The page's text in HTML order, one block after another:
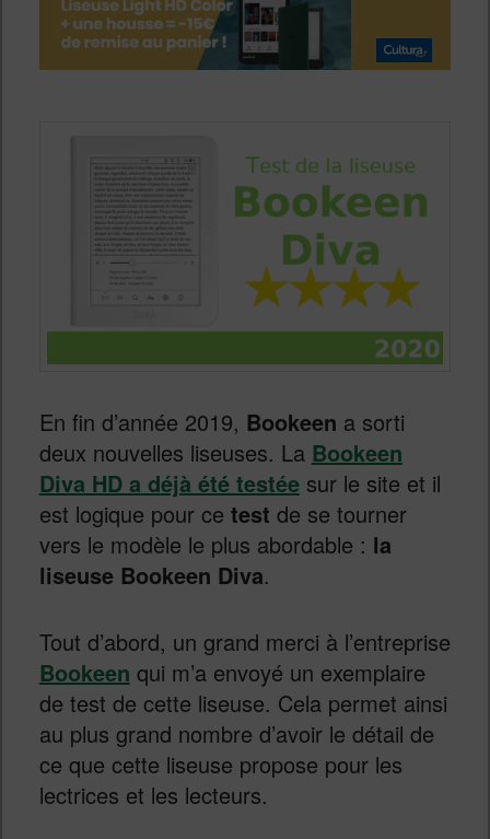
En fin d’année 2019, Bookeen a sorti
deux nouvelles liseuses. La Bookeen
Diva HD a déjà été testéesur le site et il
est logique pour ce test de se tourner
vers le modèle le plus abordable : la
liseuse Bookeen Diva.
Tout d’abord, un grand merci à l’entreprise
Bookeen qui m’a envoyé un exemplaire
de test de cette liseuse. Cela permet ainsi
au plus grand nombre d’avoir le détail de
ce que cette liseuse propose pour les
lectrices et les lecteurs.